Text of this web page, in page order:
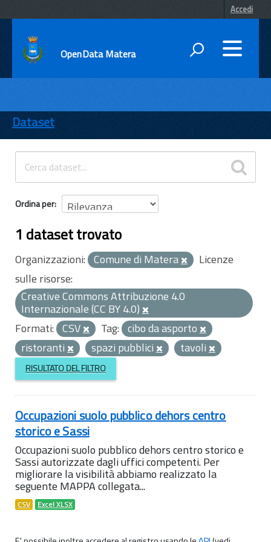
Accedi
OpenData Matera
ENTI
TEMI
INFORMAZIONI
Dataset
Ordina per
1 dataset trovato
Organizzazioni: Comune di Matera
Licenze
sulle risorse:
Creative Commons Attribuzione 4.0
Internazionale (CC BY 4.0)
Formati: CSV Tag: cibo da asporto
ristoranti
spazi pubblici tavoli
RISULTATO DEL FILTRO
Occupazioni suolo pubblico dehors centro
storico e Sassi
Occupazioni suolo pubblico dehors centro storico e
Sassi autorizzate dagli uffici competenti. Per
migliorare la visibilità abbiamo realizzato la
seguente MAPPA collegata...
CSV Excel XLSX